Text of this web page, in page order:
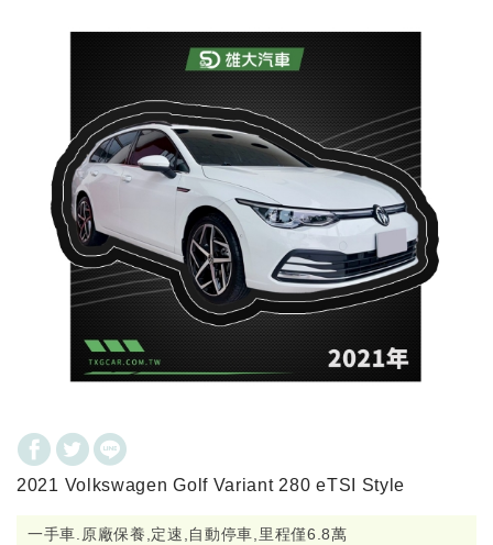
2021 Volkswagen Golf Variant 280 eTSI Style
一手車.原廠保養,定速,自動停車,里程僅6.8萬